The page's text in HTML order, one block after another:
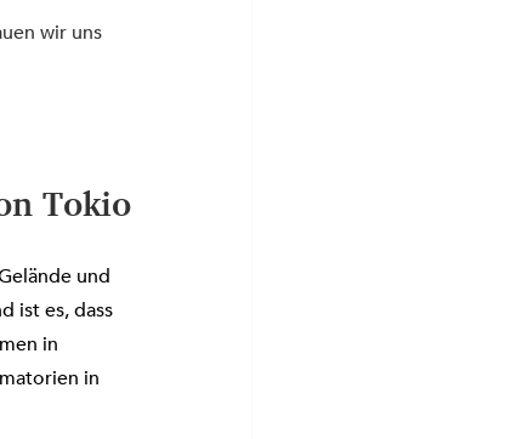
wir uns
Tokio
und
ist es, dass
in
in